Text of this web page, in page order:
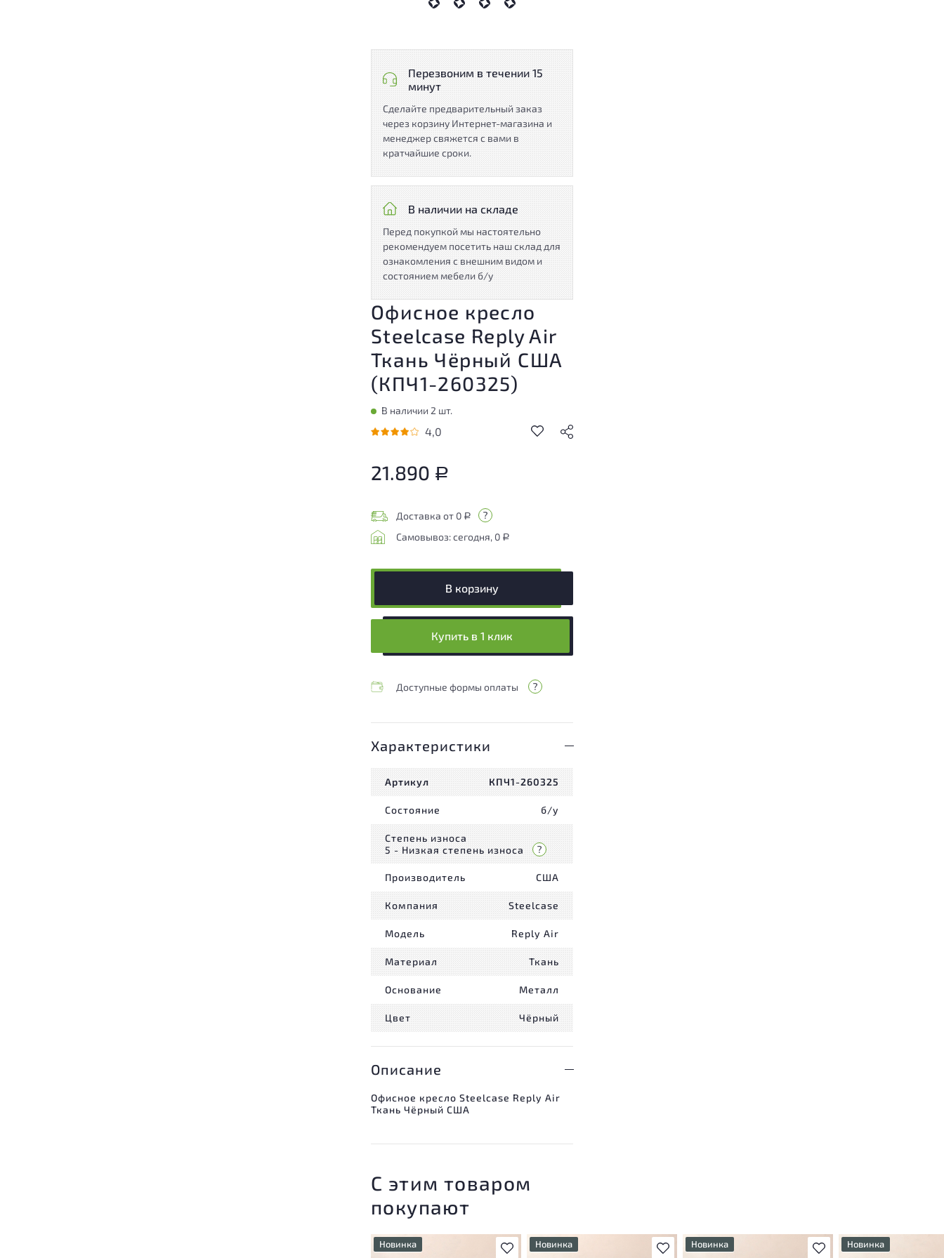
Перезвоним в течении 15
минут
Сделайте предварительный заказ
через корзину Интернет-магазина и
менеджер свяжется с вами в
кратчайшие сроки.
В наличии на складе
Перед покупкой мы настоятельно
рекомендуем посетить наш склад для
ознакомления с внешним видом и
состоянием мебели б/у
Офисное кресло
Steelcase Reply Air
Ткань Чёрный США
(КПЧ1-260325)
В наличии 2 шт.
4,0
21.890 Р
Доставка от 0 Р
Самовывоз: сегодня, 0 Р
В корзину
Купить в 1 клик
Доступные формы оплаты
Характеристики
Артикул КПЧ1-260325
Состояние б/у
Степень износа
5 - Низкая степень износа
Производитель США
Компания Steelcase
Модель Reply Air
Материал Ткань
Основание Металл
Цвет Чёрный
Описание
Офисное кресло Steelcase Reply Air
Ткань Чёрный США
С этим товаром
покупают
В избранное
Новинка В избранное
Новинка В избранное
Новинка Новинка